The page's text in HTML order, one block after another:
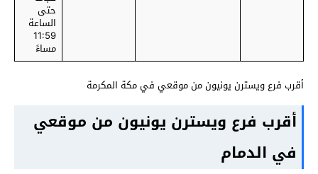
حتى
الساعة
11:59
مساءً
أقرب فرع ويسترن يونيون من موقعي في مكة المكرمة
أقرب فرع ويسترن يونيون من موقعي
في الدمام